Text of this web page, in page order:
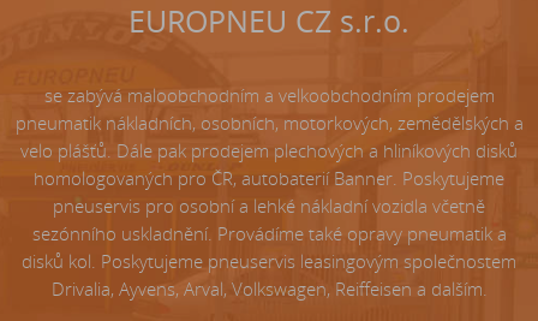
EUROPNEU CZ s.r.o.
se zabývá maloobchodním a velkoobchodním prodejem
pneumatik nákladních, osobních, motorkových, zemědělských a
velo plášťů. Dále pak prodejem plechových a hliníkových disků
homologovaných pro ČR, autobaterií Banner. Poskytujeme
pneuservis pro osobní a lehké nákladní vozidla včetně
sezónního uskladnění. Provádíme také opravy pneumatik a
disků kol. Poskytujeme pneuservis leasingovým společnostem
Drivalia, Ayvens, Arval, Volkswagen, Reiffeisen a dalším.